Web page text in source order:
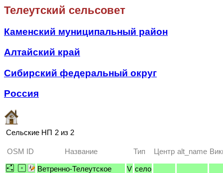
Телеутский сельсовет
Каменский муниципальный район
Алтайский край
Сибирский федеральный округ
Россия
Сельские НП 2 из 2
OSM ID Название Тип Центр alt_name
Ветренно-Телеутское V село